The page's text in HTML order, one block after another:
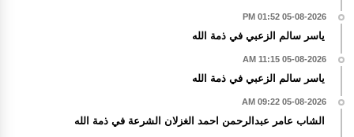
05-08-2026 01:52 PM
ياسر سالم الزعبي في ذمة الله
05-08-2026 11:15 AM
ياسر سالم الزعبي في ذمة الله
05-08-2026 09:22 AM
الشاب عامر عبدالرحمن احمد الغزلان الشرعة في ذمة الله